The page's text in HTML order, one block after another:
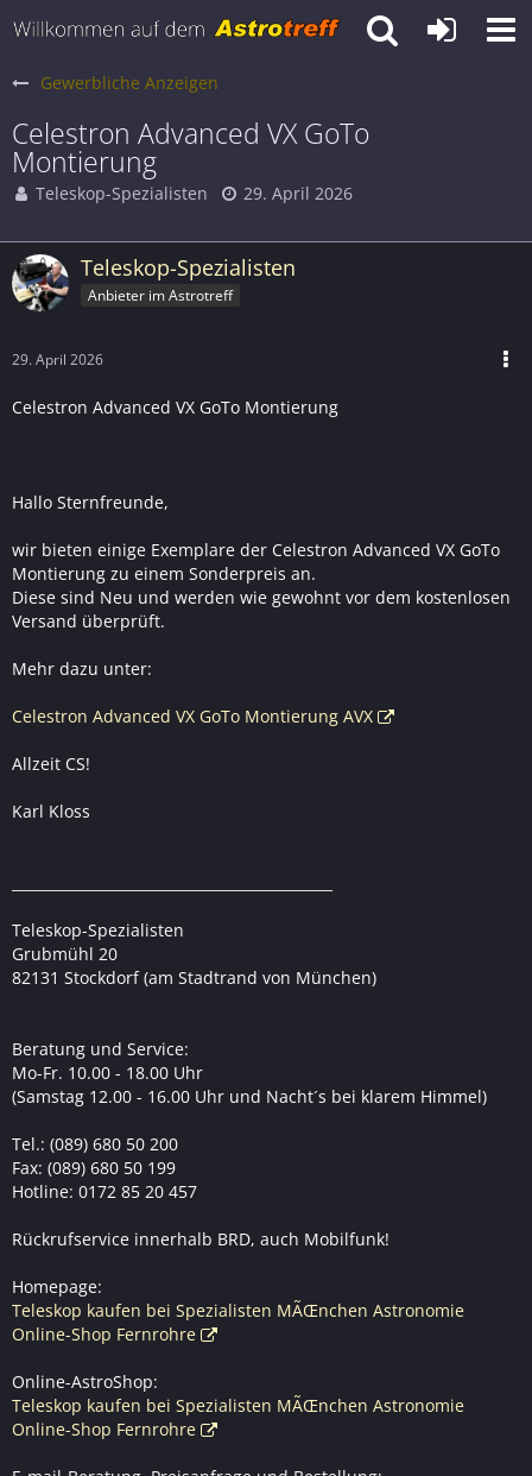
Gewerbliche Anzeigen
Celestron Advanced VX GoTo
Montierung
Teleskop-Spezialisten 29. April 2026
Teleskop-Spezialisten
Anbieter im Astrotreff
29. April 2026
Celestron Advanced VX GoTo Montierung
Hallo Sternfreunde,
wir bieten einige Exemplare der Celestron Advanced VX GoTo
Montierung zu einem Sonderpreis an.
Diese sind Neu und werden wie gewohnt vor dem kostenlosen
Versand überprüft.
Mehr dazu unter:
Celestron Advanced VX GoTo Montierung AVX
Allzeit CS!
Karl Kloss
Teleskop-Spezialisten
Grubmühl 20
82131 Stockdorf (am Stadtrand von München)
Beratung und Service:
Mo-Fr. 10.00 - 18.00 Uhr
(Samstag 12.00 - 16.00 Uhr und Nacht´s bei klarem Himmel)
Tel.: (089) 680 50 200
Fax: (089) 680 50 199
Hotline: 0172 85 20 457
Rückrufservice innerhalb BRD, auch Mobilfunk!
Homepage:
Teleskop kaufen bei Spezialisten MÃŒnchen Astronomie
Online-Shop Fernrohre
Online-AstroShop:
Teleskop kaufen bei Spezialisten MÃŒnchen Astronomie
Online-Shop Fernrohre